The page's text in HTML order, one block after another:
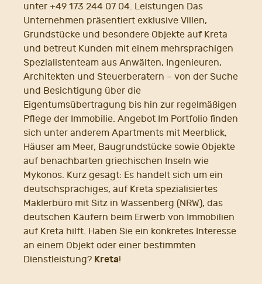
unter +49 173 244 07 04. Leistungen Das
Unternehmen präsentiert exklusive Villen,
Grundstücke und besondere Objekte auf Kreta
und betreut Kunden mit einem mehrsprachigen
Spezialistenteam aus Anwälten, Ingenieuren,
Architekten und Steuerberatern – von der Suche
und Besichtigung über die
Eigentumsübertragung bis hin zur regelmäßigen
Pflege der Immobilie. Angebot Im Portfolio finden
sich unter anderem Apartments mit Meerblick,
Häuser am Meer, Baugrundstücke sowie Objekte
auf benachbarten griechischen Inseln wie
Mykonos. Kurz gesagt: Es handelt sich um ein
deutschsprachiges, auf Kreta spezialisiertes
Maklerbüro mit Sitz in Wassenberg (NRW), das
deutschen Käufern beim Erwerb von Immobilien
auf Kreta hilft. Haben Sie ein konkretes Interesse
an einem Objekt oder einer bestimmten
Dienstleistung? Kreta!